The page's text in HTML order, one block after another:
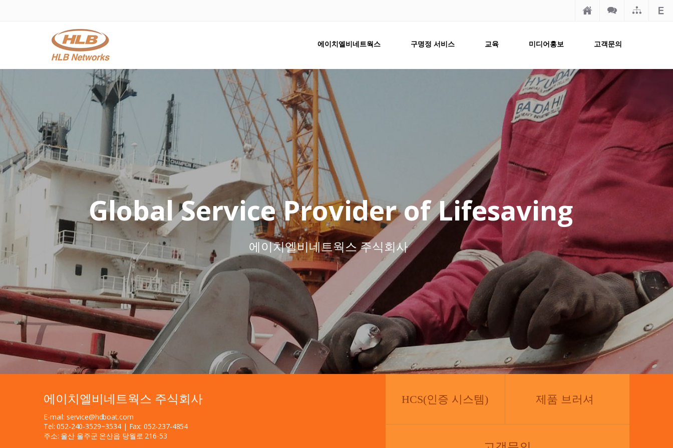
에이치엘비네트웍스 구명정 서비스 교육 미디어홍보 고객문의
Global Service Provider of Lifesaving
에이치엘비네트웍스 주식회사
에이치엘비네트웍스 주식회사
E-mail: service@hdboat.com
Tel: 052-240-3529~3534 | Fax: 052-237-4854
주소: 울산 울주군 온산읍 당월로 216-53
HCS(인증 시스템) 제품 브러셔